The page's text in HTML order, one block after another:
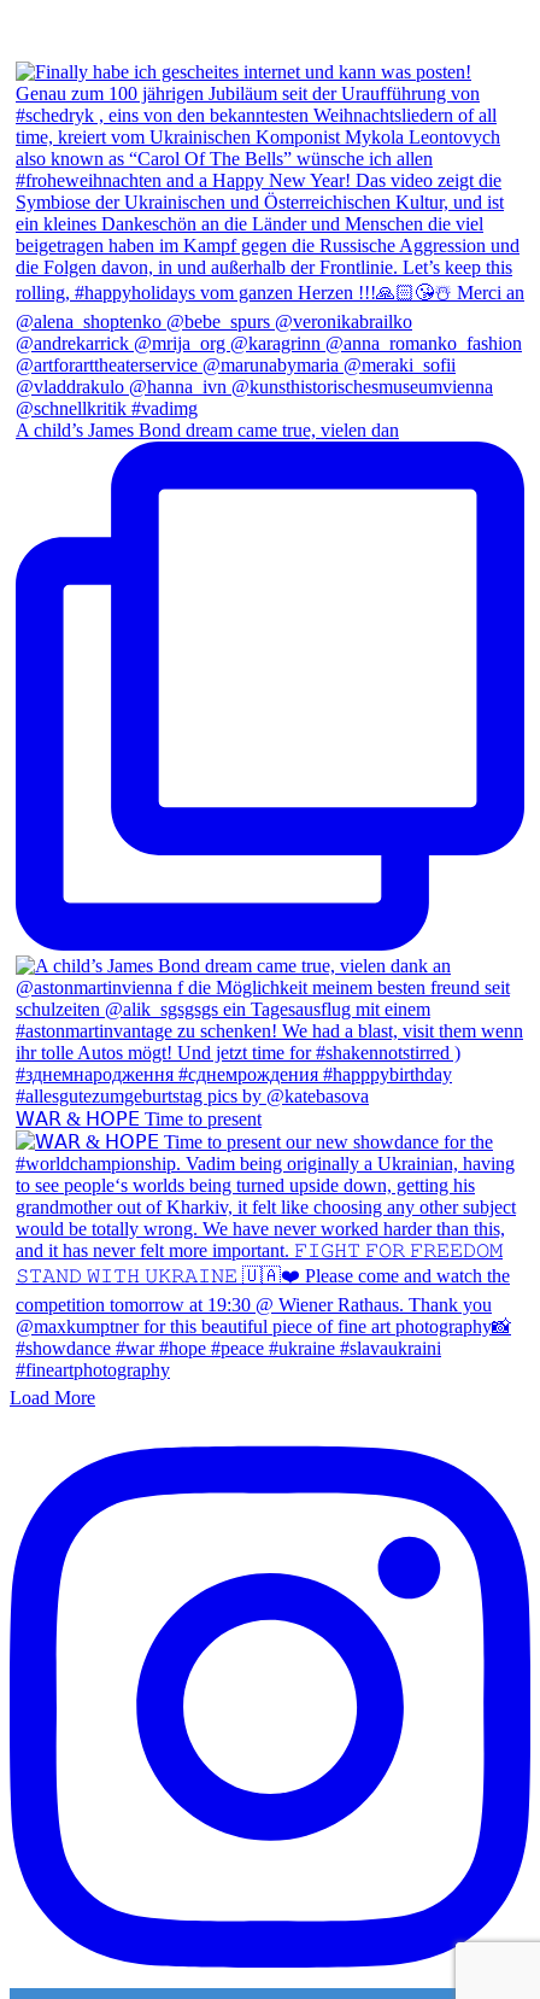
A child’s James Bond dream came true, vielen dan
𝖶𝖠𝖱 & 𝖧𝖮𝖯𝖤 Time to present
Load More